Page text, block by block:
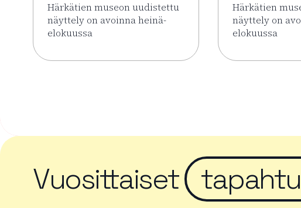
Härkätien museon uudistettu
näyttely on avoinna heinä-
elokuussa
Lue lisää tapahtumasta Härkätien museon uudistettu
Härkätien
näyttely on
elokuussa
Lue lisää
Vuosittaiset